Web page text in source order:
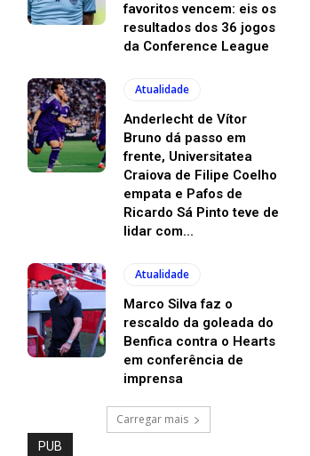
favoritos vencem: eis os
resultados dos 36 jogos
da Conference League
Atualidade
Anderlecht de Vítor
Bruno dá passo em
frente, Universitatea
Craiova de Filipe Coelho
empata e Pafos de
Ricardo Sá Pinto teve de
lidar com...
Atualidade
Marco Silva faz o
rescaldo da goleada do
Benfica contra o Hearts
em conferência de
imprensa
Carregar mais
PUB